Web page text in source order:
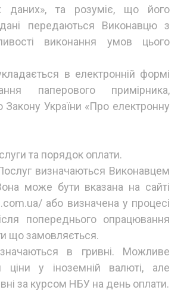
даних», та розуміє, що його
дані передаються Виконавцю з
виконання умов цього
в електронній формі
паперового примірника,
Закону України «Про електронну
та порядок оплати.
визначаються Виконавцем
може бути вказана на сайті
або визначена у процесі
попереднього опрацювання
що замовляється.
в гривні. Можливе
ціни у іноземній валюті, але
за курсом НБУ на день оплати.